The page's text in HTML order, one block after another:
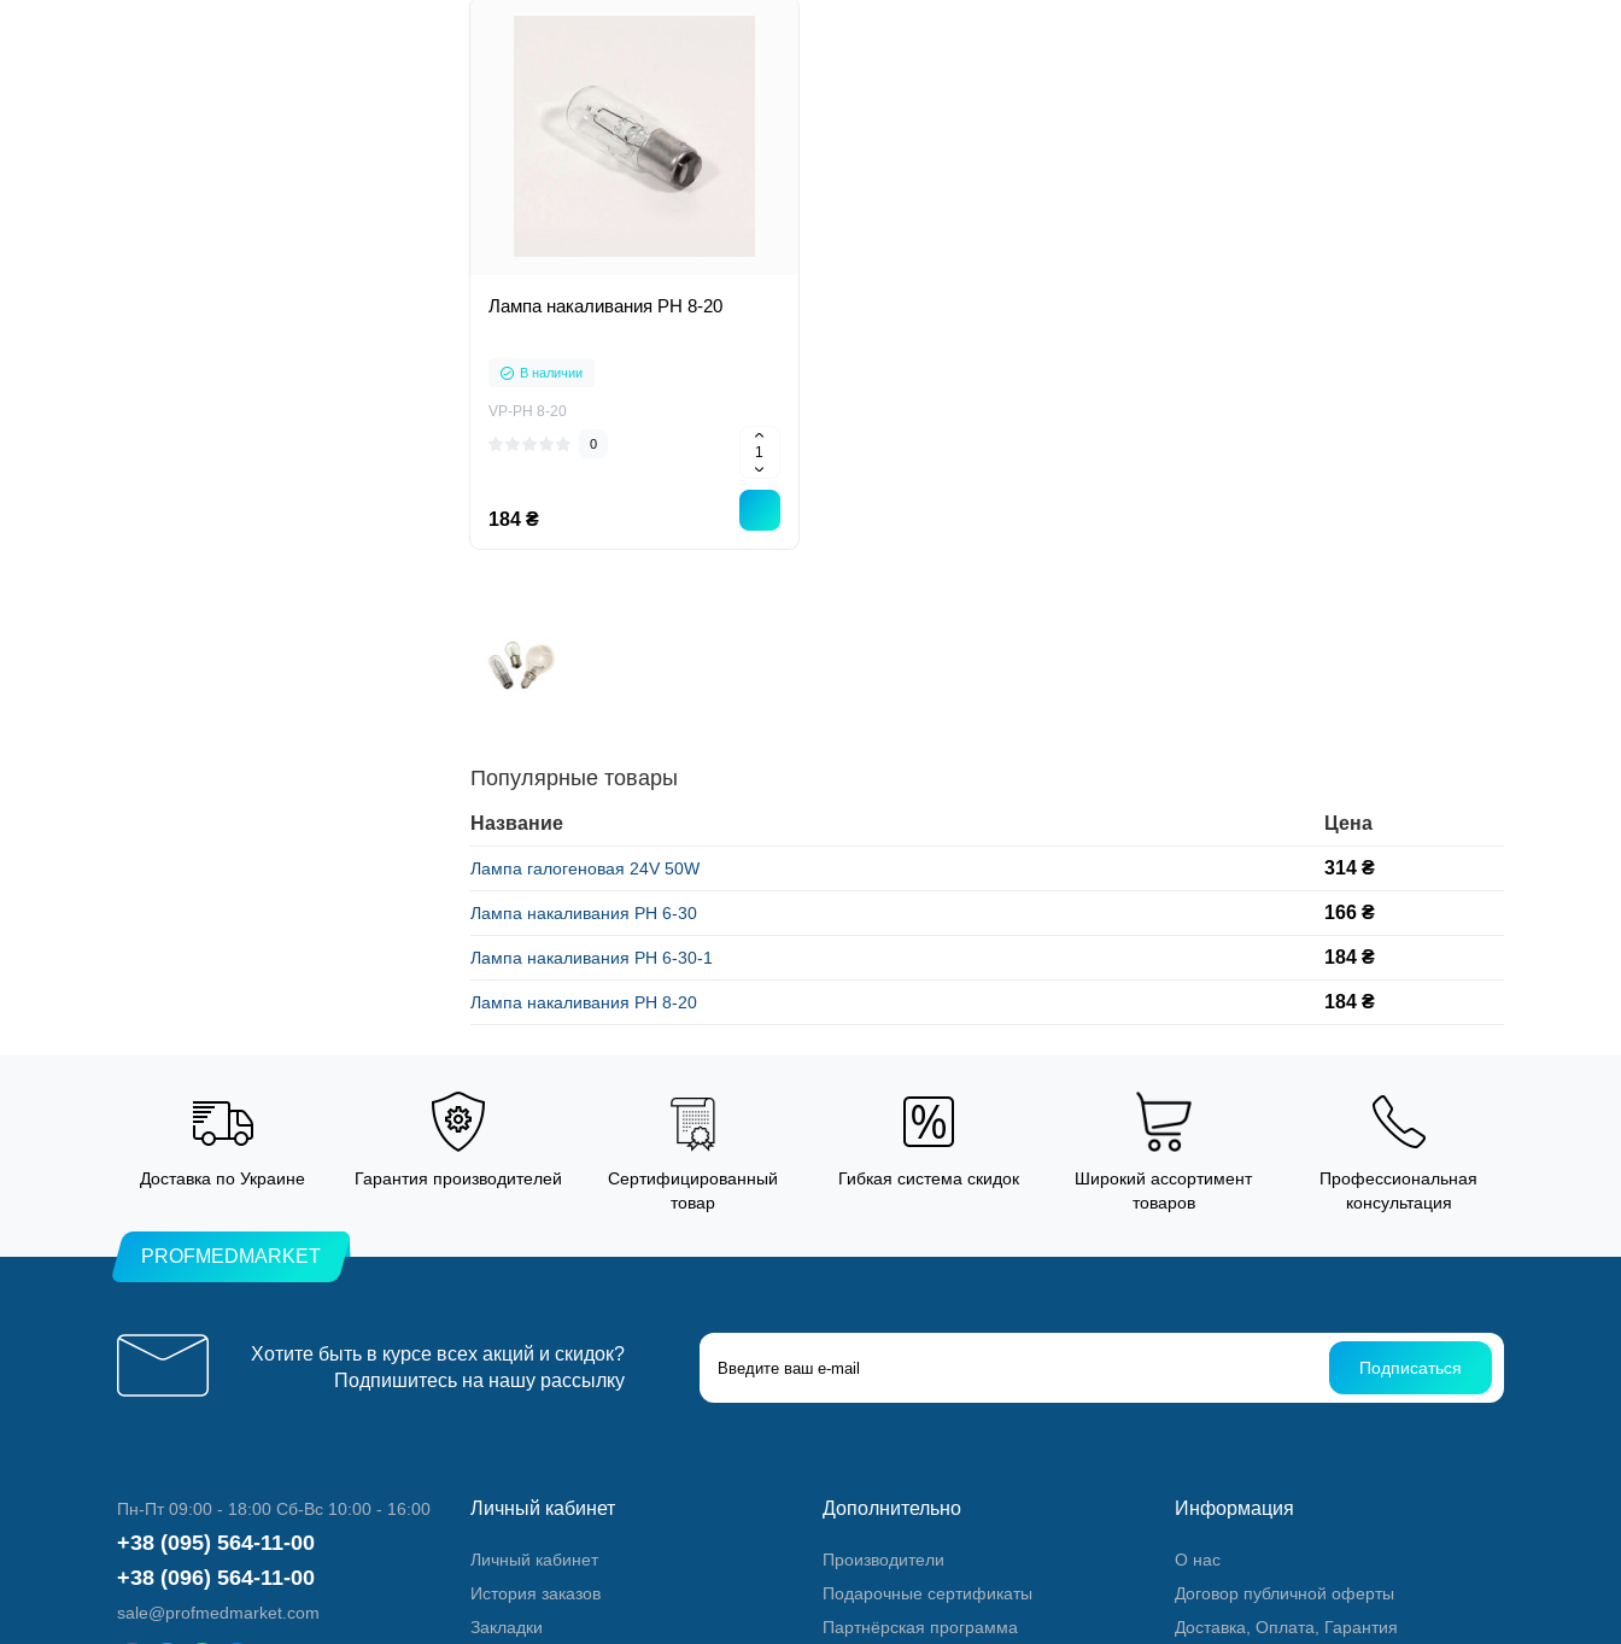
Лампа накаливания РН 8-20
В наличии
VP-РН 8-20
0
184 ₴
Популярные товары
Название Цена
Лампа галогеновая 24V 50W 314 ₴
Лампа накаливания РН 6-30 166 ₴
Лампа накаливания РН 6-30-1 184 ₴
Лампа накаливания РН 8-20 184 ₴
Доставка по Украине Гарантия производителей
Сертифицированный
товар
Гибкая система скидок
Широкий ассортимент
товаров
Профессиональная
консультация
PROFMEDMARKET
Хотите быть в курсе всех акций и скидок?
Подпишитесь на нашу рассылку
Подписаться
Пн-Пт 09:00 - 18:00 Сб-Вс 10:00 - 16:00
+38 (095) 564-11-00
+38 (096) 564-11-00
sale@profmedmarket.com
Личный кабинет
Личный кабинет
История заказов
Закладки
Дополнительно
Производители
Подарочные сертификаты
Партнёрская программа
Информация
О нас
Договор публичной оферты
Доставка, Оплата, Гарантия